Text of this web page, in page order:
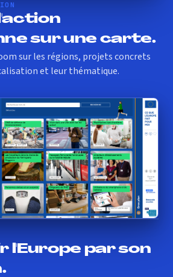
sur une carte.
sur les régions, projets concrets
et leur thématique.
l'Europe par son